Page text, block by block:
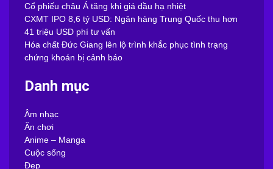
Cổ phiếu châu Á tăng khi giá dầu hạ nhiệt
CXMT IPO 8,6 tỷ USD: Ngân hàng Trung Quốc thu hơn
41 triệu USD phí tư vấn
Hóa chất Đức Giang lên lộ trình khắc phục tình trạng
chứng khoán bị cảnh báo
Danh mục
Âm nhạc
Ăn chơi
Anime – Manga
Cuộc sống
Đẹp